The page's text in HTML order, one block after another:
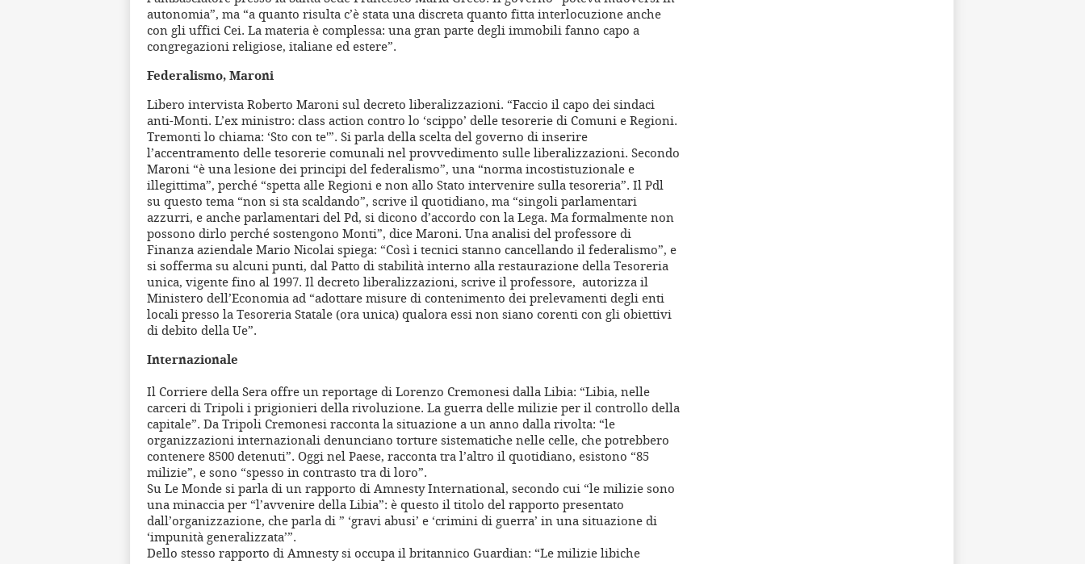
autonomia”, ma “a quanto risulta c’è stata una discreta quanto fitta interlocuzione anche
con gli uffici Cei. La materia è complessa: una gran parte degli immobili fanno capo a
congregazioni religiose, italiane ed estere”.
Federalismo, Maroni
Libero intervista Roberto Maroni sul decreto liberalizzazioni. “Faccio il capo dei sindaci
anti-Monti. L’ex ministro: class action contro lo ‘scippo’ delle tesorerie di Comuni e Regioni.
Tremonti lo chiama: ‘Sto con te'”. Si parla della scelta del governo di inserire
l’accentramento delle tesorerie comunali nel provvedimento sulle liberalizzazioni. Secondo
Maroni “è una lesione dei principi del federalismo”, una “norma incostistuzionale e
illegittima”, perché “spetta alle Regioni e non allo Stato intervenire sulla tesoreria”. Il Pdl
su questo tema “non si sta scaldando”, scrive il quotidiano, ma “singoli parlamentari
azzurri, e anche parlamentari del Pd, si dicono d’accordo con la Lega. Ma formalmente non
possono dirlo perché sostengono Monti”, dice Maroni. Una analisi del professore di
Finanza aziendale Mario Nicolai spiega: “Così i tecnici stanno cancellando il federalismo”, e
si sofferma su alcuni punti, dal Patto di stabilità interno alla restaurazione della Tesoreria
unica, vigente fino al 1997. Il decreto liberalizzazioni, scrive il professore, autorizza il
Ministero dell’Economia ad “adottare misure di contenimento dei prelevamenti degli enti
locali presso la Tesoreria Statale (ora unica) qualora essi non siano corenti con gli obiettivi
di debito della Ue”.
Internazionale
Il Corriere della Sera offre un reportage di Lorenzo Cremonesi dalla Libia: “Libia, nelle
carceri di Tripoli i prigionieri della rivoluzione. La guerra delle milizie per il controllo della
capitale”. Da Tripoli Cremonesi racconta la situazione a un anno dalla rivolta: “le
organizzazioni internazionali denunciano torture sistematiche nelle celle, che potrebbero
contenere 8500 detenuti”. Oggi nel Paese, racconta tra l’altro il quotidiano, esistono “85
milizie”, e sono “spesso in contrasto tra di loro”.
Su Le Monde si parla di un rapporto di Amnesty International, secondo cui “le milizie sono
una minaccia per “l’avvenire della Libia”: è questo il titolo del rapporto presentato
dall’organizzazione, che parla di ” ‘gravi abusi’ e ‘crimini di guerra’ in una situazione di
‘impunità generalizzata’”.
Dello stesso rapporto di Amnesty si occupa il britannico Guardian: “Le milizie libiche